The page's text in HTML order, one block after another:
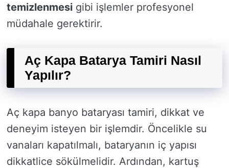
temizlenmesi gibi işlemler profesyonel
müdahale gerektirir.
Aç Kapa Batarya Tamiri Nasıl
Yapılır?
Aç kapa banyo bataryası tamiri, dikkat ve
deneyim isteyen bir işlemdir. Öncelikle su
vanaları kapatılmalı, bataryanın iç yapısı
dikkatlice sökülmelidir. Ardından, kartuş